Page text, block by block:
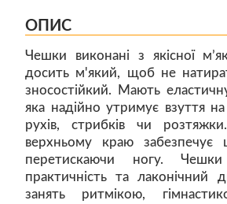
ОПИС
Чешки виконані з якісної
досить м'який, щоб не
зносостійкий. Мають
яка надійно утримує взуття
рухів, стрибків чи
верхньому краю забезпечує
перетискаючи ногу.
практичність та лаконічний
занять ритмікою,